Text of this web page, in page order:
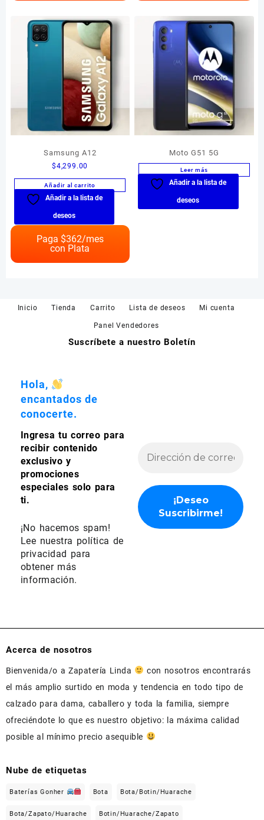
Samsung A12
$4,299.00
Añadir al carrito
Añadir a la lista de
deseos
Paga $362/mes
con Plata
Moto G51 5G
Leer más
Añadir a la lista de
deseos
Inicio Tienda Carrito Lista de deseos Mi cuenta
Panel Vendedores
Suscríbete a nuestro Boletín
Hola,
encantados de
conocerte.
Ingresa tu correo para
recibir contenido
exclusivo y
promociones
especiales solo para
ti.
¡No hacemos spam!
Lee nuestra política de
privacidad para
obtener más
información.
Acerca de nosotros
Bienvenida/o a Zapatería Linda
con nosotros encontrarás
el más amplio surtido en moda y tendencia en todo tipo de
calzado para dama, caballero y toda la familia, siempre
ofreciéndote lo que es nuestro objetivo: la máxima calidad
posible al mínimo precio asequible
Nube de etiquetas
Baterías Gonher Bota Bota/Botin/Huarache
Bota/Zapato/Huarache Botin/Huarache/Zapato